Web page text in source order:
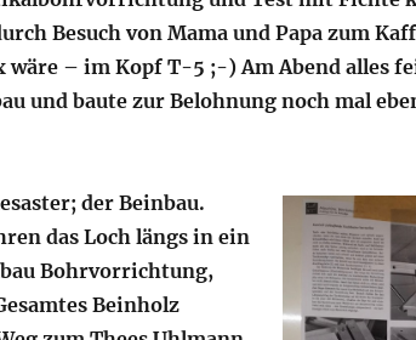
Besuch von Mama und Papa zum
wäre – im Kopf T-5 ;-) Am Abend alles
und baute zur Belohnung noch mal
der Beinbau.
das Loch längs in ein
Bohrvorrichtung,
Beinholz